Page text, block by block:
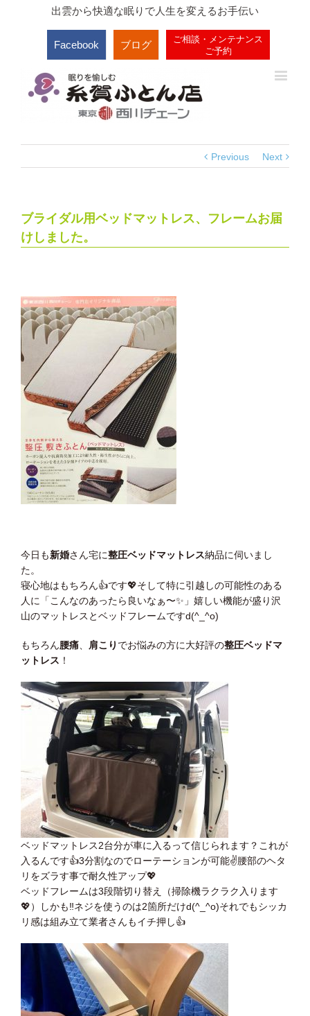
出雲から快適な眠りで人生を変えるお手伝い
Facebook ブログ
ご相談・メンテナンス
ご予約
Previous Next
ブライダル用ベッドマットレス、フレームお届
けしました。
今日も新婚さん宅に整圧ベッドマットレス納品に伺いまし
た。
寝心地はもちろん👍です💖そして特に引越しの可能性のある
人に「こんなのあったら良いなぁ〜✨ 」嬉しい機能が盛り沢
山のマットレスとベッドフレームですd(^_^o)
もちろん腰痛 肩こり でお悩みの方に大好評の整圧ベッドマ
ットレス ！
ベッドマットレス2台分が車に入るって信じられます？これが
入るんです👍3分割なのでローテーションが可能✌️腰部のヘタ
リをズラす事で耐久性アップ💖
ベッドフレームは3段階切り替え（掃除機ラクラク入ります
💖）しかも‼️ネジを使うのは2箇所だけd(^_^o)それでもシッカ
リ感は組み立て業者さんもイチ押し👍